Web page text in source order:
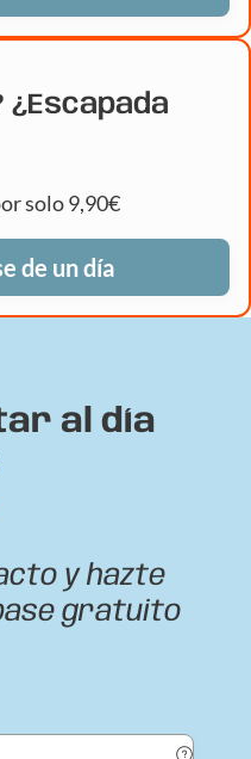
solo 9,90€
de un día
al día
y hazte
gratuito